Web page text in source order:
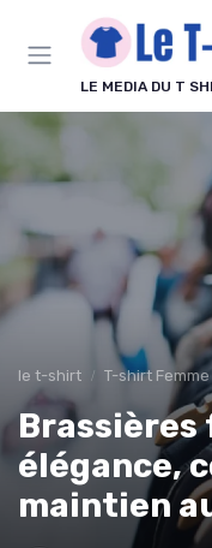
LE MEDIA DU T
le t-shirt T-shirt Femme
Brassières
élégance,
maintien
Panneau de gestion